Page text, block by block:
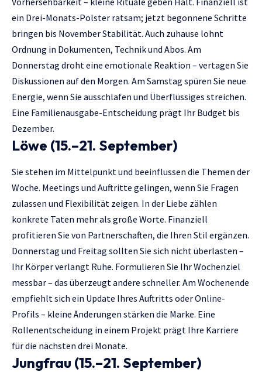
ein Drei-Monats-Polster ratsam; jetzt begonnene Schritte
bringen bis November Stabilität. Auch zuhause lohnt
Ordnung in Dokumenten, Technik und Abos. Am
Donnerstag droht eine emotionale Reaktion – vertagen Sie
Diskussionen auf den Morgen. Am Samstag spüren Sie neue
Energie, wenn Sie ausschlafen und Überflüssiges streichen.
Eine Familienausgabe-Entscheidung prägt Ihr Budget bis
Dezember.
Löwe (15.–21. September)
Sie stehen im Mittelpunkt und beeinflussen die Themen der
Woche. Meetings und Auftritte gelingen, wenn Sie Fragen
zulassen und Flexibilität zeigen. In der Liebe zählen
konkrete Taten mehr als große Worte. Finanziell
profitieren Sie von Partnerschaften, die Ihren Stil ergänzen.
Donnerstag und Freitag sollten Sie sich nicht überlasten –
Ihr Körper verlangt Ruhe. Formulieren Sie Ihr Wochenziel
messbar – das überzeugt andere schneller. Am Wochenende
empfiehlt sich ein Update Ihres Auftritts oder Online-
Profils – kleine Änderungen stärken die Marke. Eine
Rollenentscheidung in einem Projekt prägt Ihre Karriere
für die nächsten drei Monate.
Jungfrau (15.–21. September)